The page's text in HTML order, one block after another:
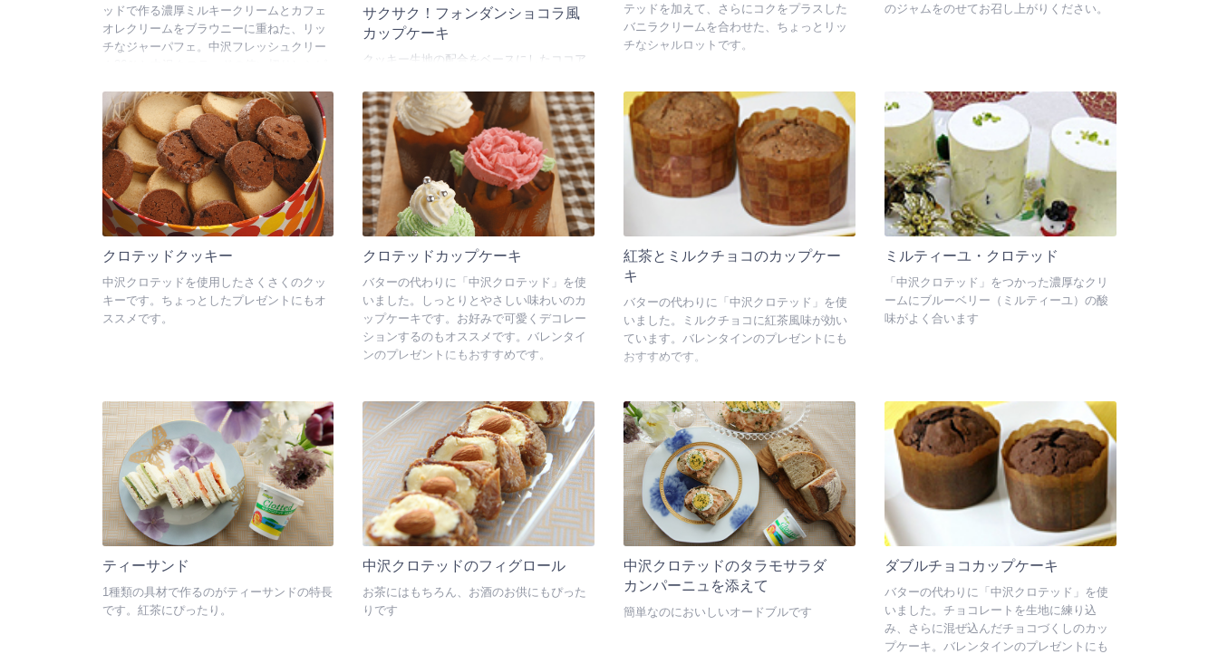
ッドで作る濃厚ミルキークリームとカフェ
オレクリームをブラウニーに重ねた、リッ
チなジャーパフェ。中沢フレッシュクリー
サクサク！フォンダンショコラ風
カップケーキ
クッキー生地の配合をベースにしたココア
プケーキです。バターの代わりに中沢クロ
テッドを使用しています。焼きたては、サ
クサクと香ばしく、２～３日おくとしっと
りした味わいが楽しめます。電子レンジに
30秒ほどかければ中のガナッシュクリーム
がとろけて、さらにおいしくなります。バ
レンタインのプレゼントにもおすすめで
す。
テッドを加えて、さらにコクをプラスした
バニラクリームを合わせた、ちょっとリッ
チなシャルロットです。
のジャムをのせてお召し上がりください。
クロテッドクッキー
中沢クロテッドを使用したさくさくのクッ
キーです。ちょっとしたプレゼントにもオ
ススメです。
クロテッドカップケーキ
バターの代わりに「中沢クロテッド」を使
いました。しっとりとやさしい味わいのカ
ップケーキです。お好みで可愛くデコレー
ションするのもオススメです。バレンタイ
ンのプレゼントにもおすすめです。
紅茶とミルクチョコのカップケー
キ
バターの代わりに「中沢クロテッド」を使
いました。ミルクチョコに紅茶風味が効い
ています。バレンタインのプレゼントにも
おすすめです。
ミルティーユ・クロテッド
「中沢クロテッド」をつかった濃厚なクリ
ームにブルーベリー（ミルティーユ）の酸
味がよく合います
ティーサンド
1種類の具材で作るのがティーサンドの特長
です。紅茶にぴったり。
中沢クロテッドのフィグロール
お茶にはもちろん、お酒のお供にもぴった
りです
中沢クロテッドのタラモサラダ
カンパーニュを添えて
簡単なのにおいしいオードブルです
ダブルチョコカップケーキ
バターの代わりに「中沢クロテッド」を使
いました。チョコレートを生地に練り込
み、さらに混ぜ込んだチョコづくしのカッ
プケーキ。バレンタインのプレゼントにも